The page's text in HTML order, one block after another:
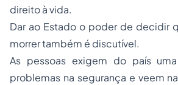
direito à vida.
Dar ao Estado o poder de decidir
morrer também é discutível.
As pessoas exigem do país
problemas na segurança e veem